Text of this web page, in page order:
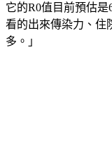
它的R0值目前預估是
看的出來傳染力、住
多。」